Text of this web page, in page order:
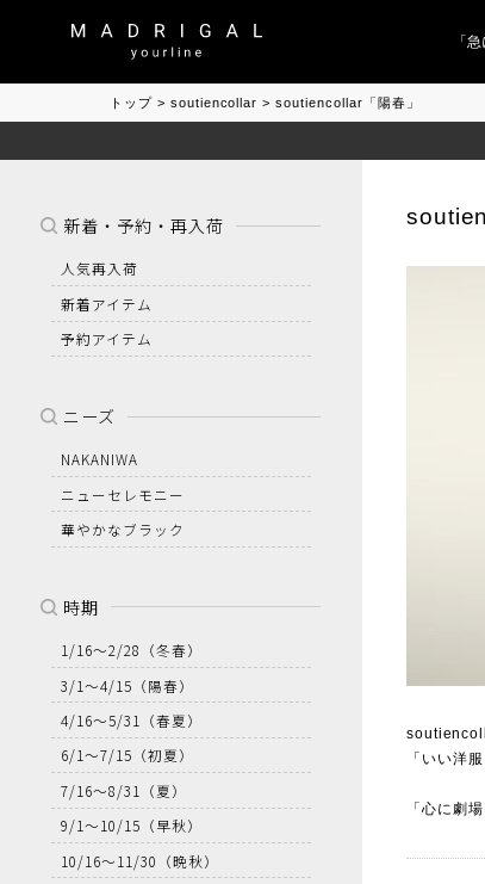
「急に
トップ soutiencollar soutiencollar「陽春」
「いい洋
「心に劇
新着・予約・再入荷
人気再入荷
新着アイテム
予約アイテム
ニーズ
NAKANIWA
ニューセレモニー
華やかなブラック
時期
1/16～2/28 （冬春）
3/1～4/15 （陽春）
4/16～5/31
（春夏）
6/1～7/15 （初夏）
7/16～8/31
（夏）
9/1～10/15 （早秋）
10/16～11/30 （晩秋）